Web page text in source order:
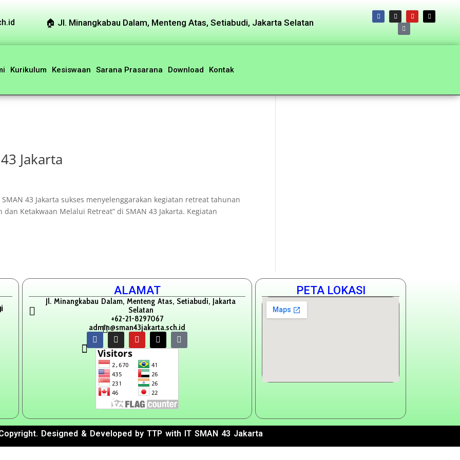
🏠︎ Jl. Minangkabau Dalam, Menteng Atas, Setiabudi, Jakarta Selatan
Kurikulum Kesiswaan Sarana Prasarana Download Kontak
Jakarta
43 Jakarta sukses menyelenggarakan kegiatan retreat tahunan
Ketakwaan Melalui Retreat” di SMAN 43 Jakarta. Kegiatan
ALAMAT
Jl. Minangkabau Dalam, Menteng Atas, Setiabudi, Jakarta
Selatan
+62-21-8297067
admin@sman43jakarta.sch.id
PETA LOKASI
Designed & Developed by TTP with IT SMAN 43 Jakarta